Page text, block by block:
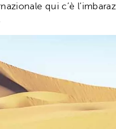
qui c’è